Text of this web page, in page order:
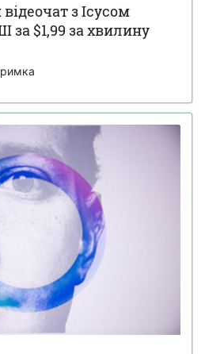
з Ісусом
за $1,99 за хвилину